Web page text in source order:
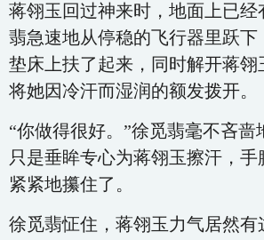
蒋翎玉回过神来时，地面上已经
翡急速地从停稳的飞行器里跃下
垫床上扶了起来，同时解开蒋翎
将她因冷汗而湿润的额发拨开。
“你做得很好。”徐觅翡毫不吝啬
只是垂眸专心为蒋翎玉擦汗，手
紧紧地攥住了。
徐觅翡怔住，蒋翎玉力气居然有